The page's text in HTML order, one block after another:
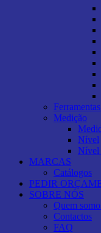
Medição
Nível
Nível
MARCAS
Catálogos
PEDIR
SOBRE NÓS
Quem
Contactos
FAQ